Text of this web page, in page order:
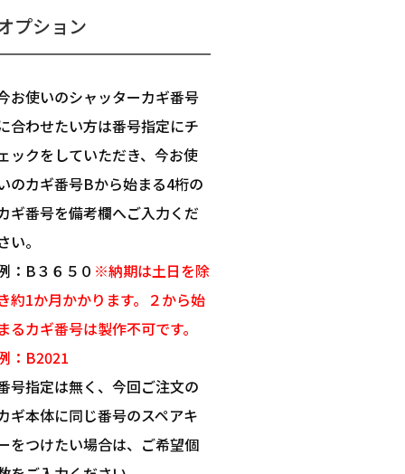
プション
お使いのシャッターカギ番号
合わせたい方は番号指定にチ
ックをしていただき、今お使
のカギ番号Bから始まる4桁の
ギ番号を備考欄へご入力くだ
い。
：B３６５０ ※納期は土日を除
約1か月かかります。２から始
るカギ番号は製作不可です。
：B2021
号指定は無く、今回ご注文の
ギ本体に同じ番号のスペアキ
をつけたい場合は、ご希望個